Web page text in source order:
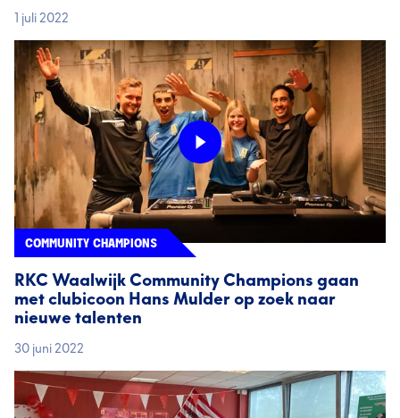
1 juli 2022
RKC Waalwijk Community Champions gaan
met clubicoon Hans Mulder op zoek naar
nieuwe talenten
COMMUNITY CHAMPIONS
30 juni 2022